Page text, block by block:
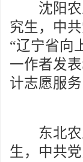
沈阳农业
究生，中
“辽宁省向
一作者发
计志愿服务
东北农业
生，中共